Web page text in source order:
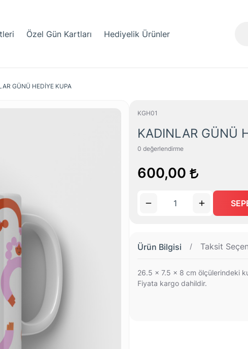
Özel Gün Kartları Hediyelik Ürünler
GÜNÜ HEDİYE KUPA
KGH01
KADINLAR GÜNÜ
0 değerlendirme
600,00
Ürün Bilgisi Taksit
26.5 x 7.5 x 8 cm ölçülerindeki
Fiyata kargo dahildir.